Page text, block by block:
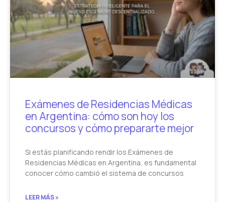
Exámenes de Residencias Médicas
en Argentina: cómo son hoy los
concursos y cómo prepararte mejor
Si estás planificando rendir los Exámenes de
Residencias Médicas en Argentina, es fundamental
conocer cómo cambió el sistema de concursos
LEER MÁS »